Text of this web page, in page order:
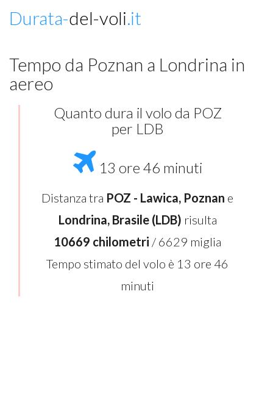
Durata-del-voli.it
Tempo da Poznan a Londrina in
aereo
Quanto dura il volo da POZ
per LDB
13 ore 46 minuti
Distanza tra POZ - Lawica, Poznan e
Londrina, Brasile (LDB) risulta
10669 chilometri / 6629 miglia
Tempo stimato del volo è 13 ore 46
minuti